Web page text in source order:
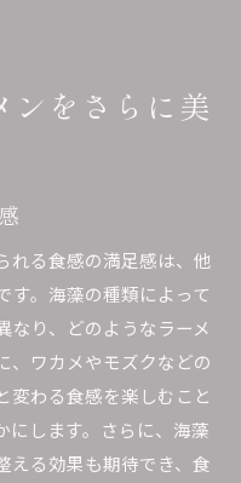
ンをさらに美
れる食感の満足感は、他
す。海藻の種類によって
なり、どのようなラーメ
、ワカメやモズクなどの
変わる食感を楽しむこと
にします。さらに、海藻
える効果も期待でき、食